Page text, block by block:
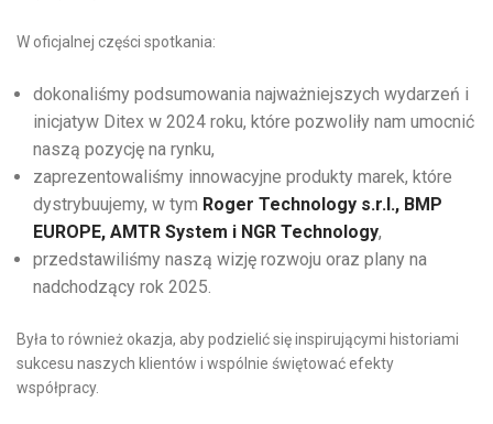
W oficjalnej części spotkania:
dokonaliśmy podsumowania najważniejszych wydarzeń i
inicjatyw Ditex w 2024 roku, które pozwoliły nam umocnić
naszą pozycję na rynku,
zaprezentowaliśmy innowacyjne produkty marek, które
dystrybuujemy, w tym Roger Technology s.r.l., BMP
EUROPE, AMTR System i NGR Technology,
przedstawiliśmy naszą wizję rozwoju oraz plany na
nadchodzący rok 2025.
Była to również okazja, aby podzielić się inspirującymi historiami
sukcesu naszych klientów i wspólnie świętować efekty
współpracy.